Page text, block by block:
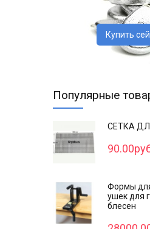
Купить
Популярные
СЕТКА
Формы
ушек для
блесен